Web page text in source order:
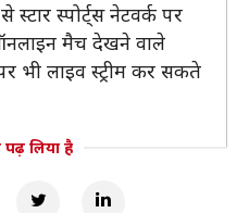
स्पोर्ट्स नेटवर्क पर
मैच देखने वाले
भी लाइव स्ट्रीम कर सकते
लिया है